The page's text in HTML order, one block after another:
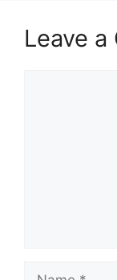
Leave a